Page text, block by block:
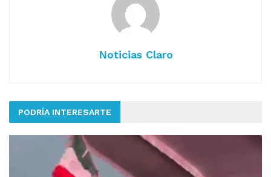
Noticias Claro
PODRÍA INTERESARTE